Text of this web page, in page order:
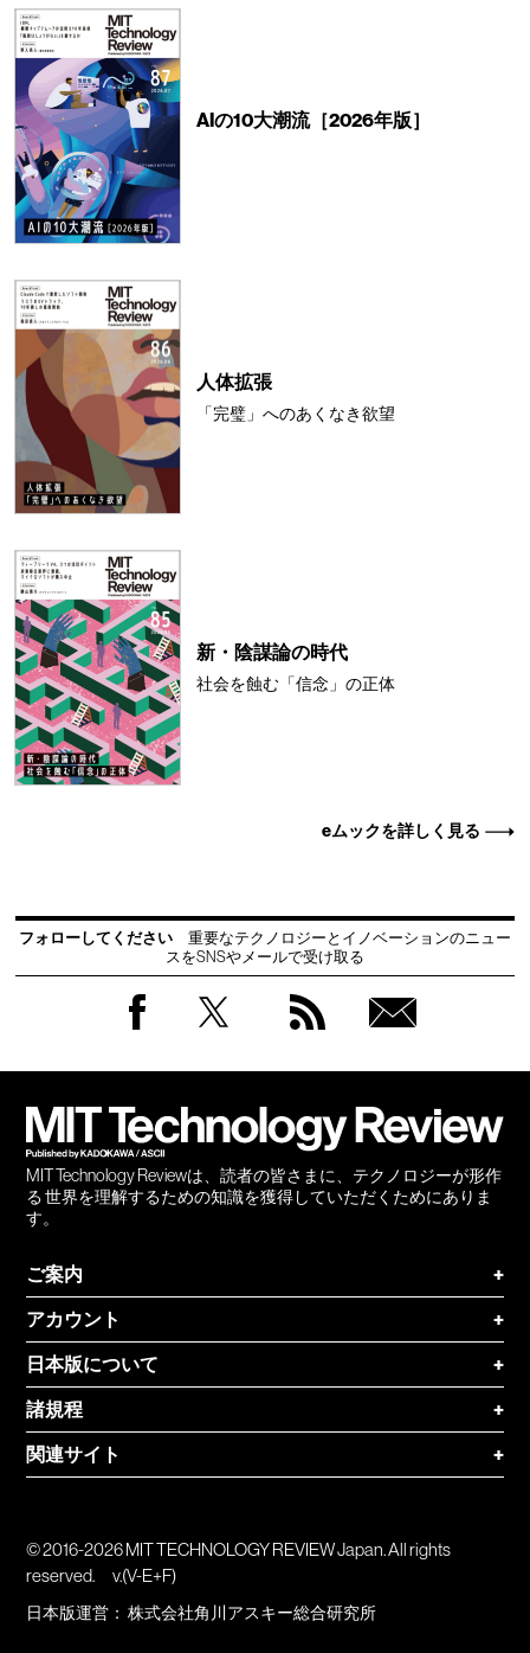
AIの10大潮流［2026年版］
人体拡張
「完璧」へのあくなき欲望
新・陰謀論の時代
社会を蝕む「信念」の正体
eムックを詳しく見る
フォローしてください
重要なテクノロジーとイノベーションのニュー
スをSNSやメールで受け取る
MIT Technology Reviewは、読者の皆さまに、テクノロジーが形作
る 世界を理解するための知識を獲得していただくためにありま
す。
ご案内
+
アカウント
+
日本版について
+
諸規程
+
関連サイト
+
© 2016-2026 MIT TECHNOLOGY REVIEW Japan. All rights
reserved.
v.(V-E+F)
日本版運営：株式会社角川アスキー総合研究所